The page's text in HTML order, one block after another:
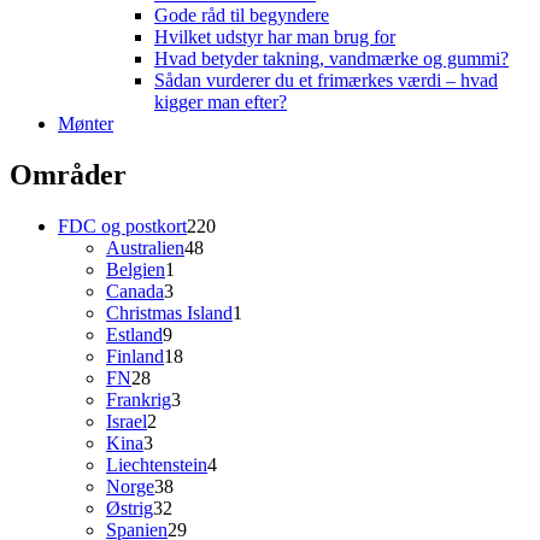
Gode råd til begyndere
Hvilket udstyr har man brug for
Hvad betyder takning, vandmærke og gummi?
Sådan vurderer du et frimærkes værdi – hvad
kigger man efter?
Mønter
Områder
FDC og postkort220220
Australien4848
Belgien1
Canada33
varer
Christmas Island1
Estland99
varer
Finland1818
FN2828
varer
Frankrig33
Israel2
Kina33
varer
Liechtenstein44
Norge3838
Østrig32
varer
Spanien2929